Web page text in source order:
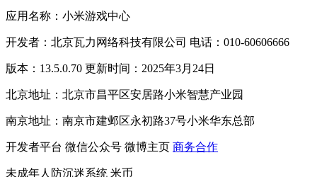
应用名称：小米游戏中心
开发者：北京瓦力网络科技有限公司 电话：010-60606666
版本：13.5.0.70 更新时间：2025年3月24日
北京地址：北京市昌平区安居路小米智慧产业园
南京地址：南京市建邺区永初路37号小米华东总部
开发者平台 微信公众号 微博主页 商务合作
未成年人防沉迷系统 米币